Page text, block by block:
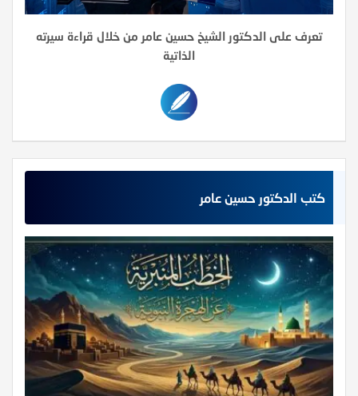
تعرف على الدكتور الشيخ حسين عامر من خلال قراءة سيرته
الذاتية
كتب الدكتور حسين عامر